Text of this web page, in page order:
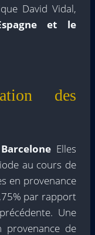
David Vidal,
et le
des
BarceloneElles
au cours de
en provenance
par rapport
Une
provenance de